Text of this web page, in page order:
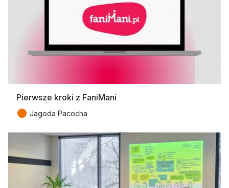
Pierwsze kroki z FaniMani
● Jagoda Pacocha